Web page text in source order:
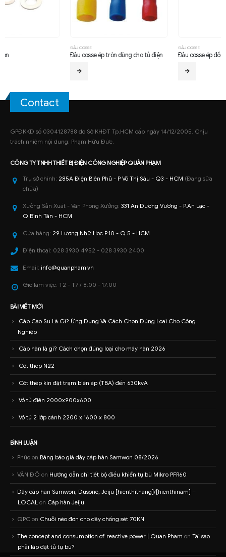
Đầu cosse ép tròn dùng cho tủ điện Đầu cosse ép đồng 1 lỗ – loại V
Contact
GPĐKKD số 0304128788 do Sở KHĐT Tp.HCM cấp ngày 14/12/2005. Chịu
trách nhiệm nội dung: Phạm Hữu Đức.
CÔNG TY TNHHTHIẾT BỊ ĐIỆN CÔNG NGHIỆPQUÂN PHẠM
Trụ sở chính: 285A Điện Biên Phủ - P Võ Thị Sáu - Q3 - HCM (Đang sửa
chữa)
Xưởng Sản Xuất - Văn Phòng Xưởng: 331 An Dương Vương - P.An Lạc -
Q.Bình Tân - HCM
Cửa hàng: 29 Lương Nhữ Học P.10 - Q.5 - HCM
Điện thoại: 028 3930 4952 - 028 3930 2400
Email: info@quanpham.vn
Giờ làm việc: T2 - T7 / 8:00 - 17:00
BÀI VIẾT MỚI
Cáp Cao Su Là Gì? Ứng Dụng Và Cách Chọn Đúng Loại Cho Công
Nghiệp
Cáp hàn là gì? Cách chọn đúng loại cho máy hàn 2026
Cột thép N22
Cột thép kín đặt trạm biến áp (TBA) đến 630kvA
Vỏ tủ điện 2000x900x600
Vỏ tủ 2 lớp cánh 2200 x 1600 x 800
BÌNH LUẬN
Phúc on Bảng báo giá dây cáp hàn Samwon 08/2026
VĂN ĐỎ on Hướng dẫn chi tiết bộ điều khiển tụ bù Mikro PFR60
Dây cáp hàn Samwon, Dusonc, Jeiju [hienthithang]/[hienthinam] –
LOCAL on Cáp hàn Jeiju
QPC on Chuỗi néo đơn cho dây chống sét 70KN
The concept and consumption of reactive power | Quan Pham on Tại sao
phải lắp đặt tủ tụ bù?